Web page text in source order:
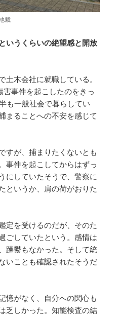
裁
いうくらいの絶望感と開放
木会社に就職している。
事件を起こしたのをきっ
も一般社会で暮らしてい
まることへの不安を感じて
すが、捕まりたくないとも
事件を起こしてからはずっ
にしていたそうで、警察に
というか、肩の荷がおりた
定を受けるのだが、そのた
ごしていたという。感情は
躁鬱もなかった。そして統
いことも確認されたそうだ
憶がなく、自分への関心も
乏しかった。知能検査の結